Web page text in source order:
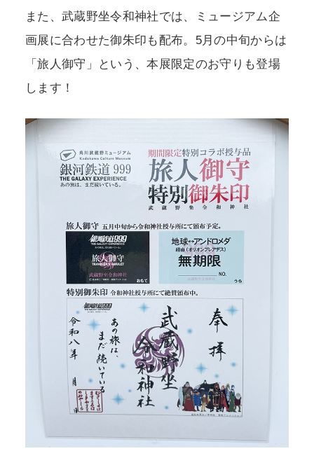
また、武蔵野坐令和神社では、ミュージアム企
画展に合わせた御朱印も配布。5月の中旬からは
「旅人御守」という、本展限定のお守りも登場
します！